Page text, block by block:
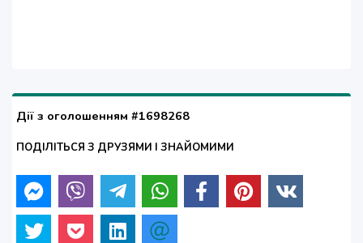
Дії з оголошенням #1698268
ПОДІЛІТЬСЯ З ДРУЗЯМИ І ЗНАЙОМИМИ